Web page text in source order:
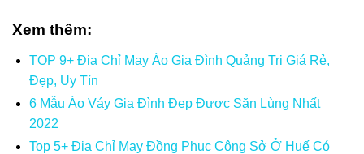
Xem thêm:
TOP 9+ Địa Chỉ May Áo Gia Đình Quảng Trị Giá Rẻ,
Đẹp, Uy Tín
6 Mẫu Áo Váy Gia Đình Đẹp Được Săn Lùng Nhất
2022
Top 5+ Địa Chỉ May Đồng Phục Công Sở Ở Huế Có